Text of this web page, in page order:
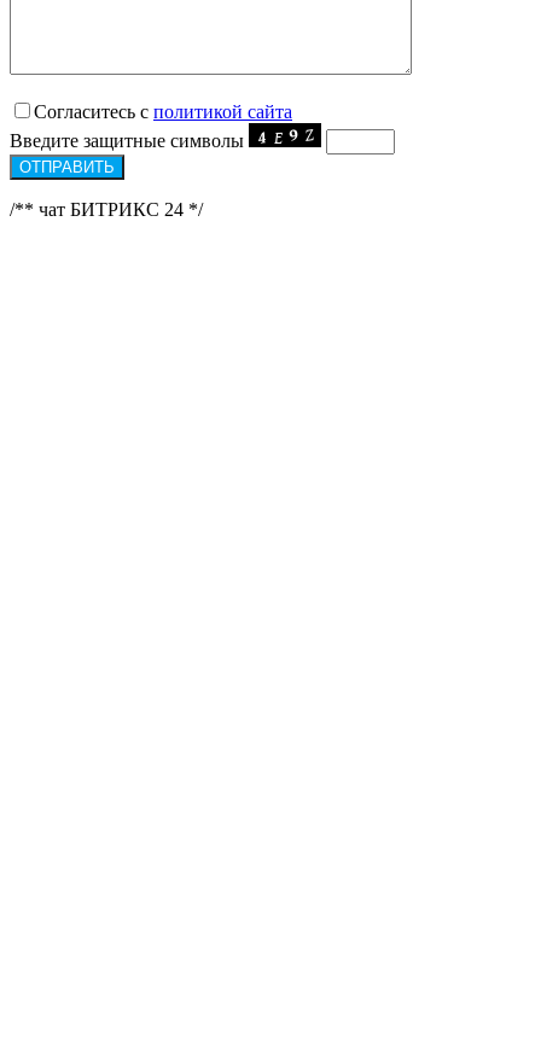
Согласитесь с политикой сайта
Введите защитные символы
/** чат БИТРИКС 24 */